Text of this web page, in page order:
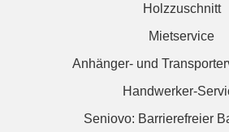
Holzzuschnitt
Mietservice
Anhänger- und
Handwerker-
Seniovo: Barrierefreier